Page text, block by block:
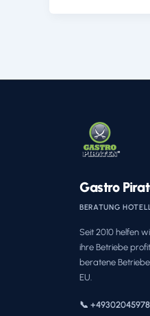
Gastro
BERATUNG
Seit 2010 helfen
ihre Betriebe
beratene
EU.
📞